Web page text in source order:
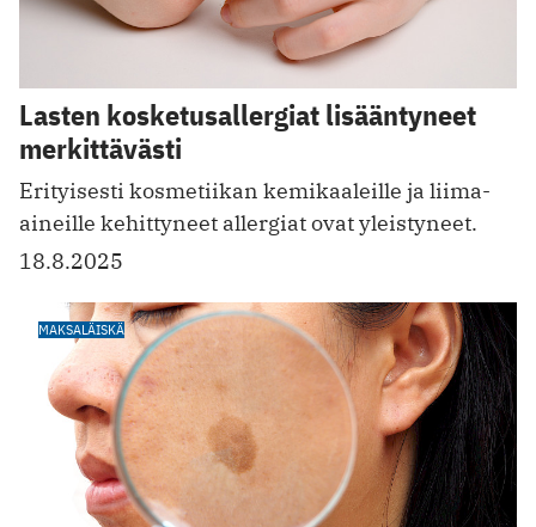
Lasten kosketusallergiat lisääntyneet
merkittävästi
Erityisesti kosmetiikan kemikaaleille ja liima-
aineille kehittyneet allergiat ovat yleistyneet.
18.8.2025
MAKSALÄISKÄ